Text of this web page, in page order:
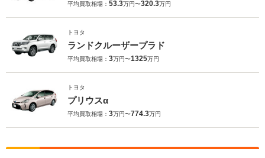
平均買取相場： 53.3万円〜320.3万円
トヨタ
ランドクルーザープラド
平均買取相場： 3万円〜1325万円
トヨタ
プリウスα
平均買取相場： 3万円〜774.3万円